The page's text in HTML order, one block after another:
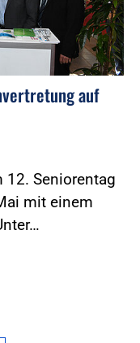
auf
12. Seniorentag
mit einem